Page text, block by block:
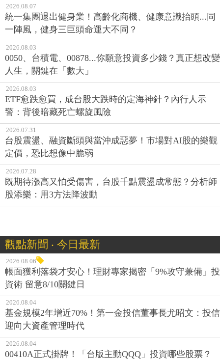
2026.08.07
統一集團退出健身業！高齡化商機、健康意識抬頭...同
一陣風，健身三巨頭命運大不同？
2026.08.03
0050、台積電、00878...你願意投資多少錢？真正想改變
人生，關鍵在「數大」
2026.08.03
ETF愈跌愈買，成台股大跌時的定海神針？內行人示
警：背後暗藏死亡螺旋風險
2026.07.31
台股震盪、融資斷頭與當沖成惡夢！市場對AI股的樂觀
定價，恐比想像中脆弱
2026.07.28
既期待漲高又怕受傷害，台股千點震盪成常態？分析師
股添樂：用3方法降波動
觀點新聞 ‧ 今日最新
2026.08.06
帳面獲利落袋才安心！理財專家揭密「9%攻守兼備」投
資術 留意8/10關鍵日
2026.08.04
基金規模2年增近70%！第一金投信董事長尤昭文：投信
迎向大資產管理時代
2026.08.04
00410A正式掛牌！「台版主動QQQ」投資哪些股票？